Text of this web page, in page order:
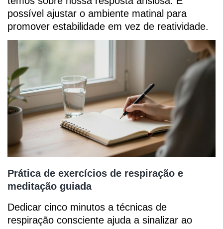
possível ajustar o ambiente matinal para
promover estabilidade em vez de reatividade.
Prática de exercícios de respiração e
meditação guiada
Dedicar cinco minutos a técnicas de
respiração consciente ajuda a sinalizar ao